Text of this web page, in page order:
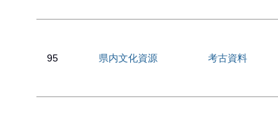
95 県内文化資源 考古資料